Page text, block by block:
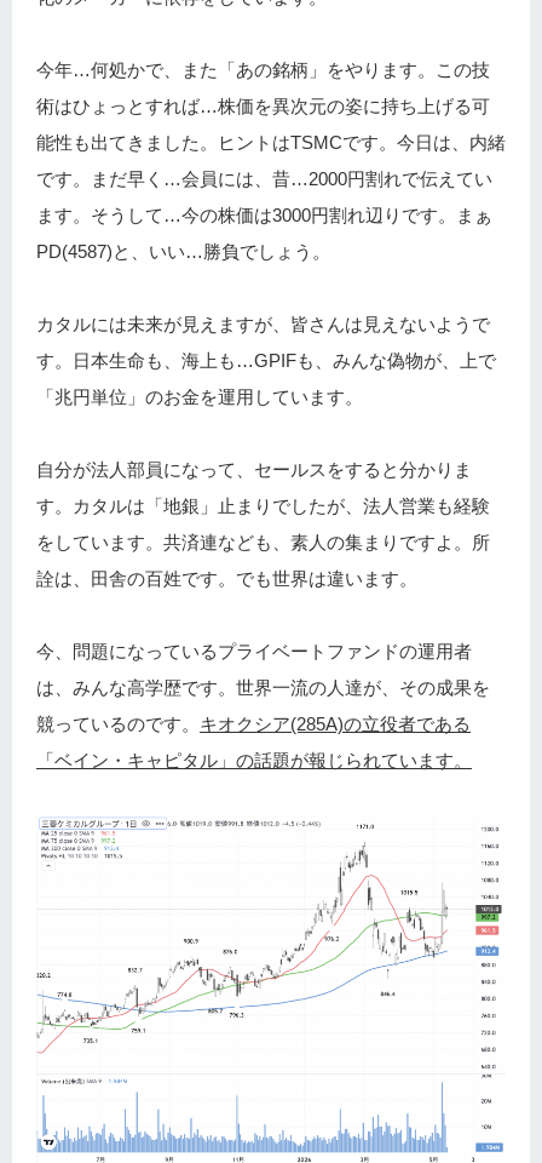
今年…何処かで、また「あの銘柄」をやります。この技
術はひょっとすれば…株価を異次元の姿に持ち上げる可
能性も出てきました。ヒントはTSMCです。今日は、内緒
です。まだ早く…会員には、昔…2000円割れで伝えてい
ます。そうして…今の株価は3000円割れ辺りです。まぁ
PD(4587)と、いい…勝負でしょう。
カタルには未来が見えますが、皆さんは見えないようで
す。日本生命も、海上も…GPIFも、みんな偽物が、上で
「兆円単位」のお金を運用しています。
自分が法人部員になって、セールスをすると分かりま
す。カタルは「地銀」止まりでしたが、法人営業も経験
をしています。共済連なども、素人の集まりですよ。所
詮は、田舎の百姓です。でも世界は違います。
今、問題になっているプライベートファンドの運用者
は、みんな高学歴です。世界一流の人達が、その成果を
競っているのです。 キオクシア(285A)の立役者である
「ベイン・キャピタル」の話題が報じられています。